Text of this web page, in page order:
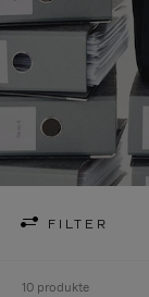
FILTER
10 produkte